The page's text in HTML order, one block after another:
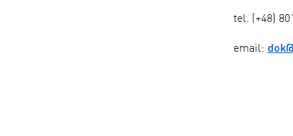
tel. (+48)
email: